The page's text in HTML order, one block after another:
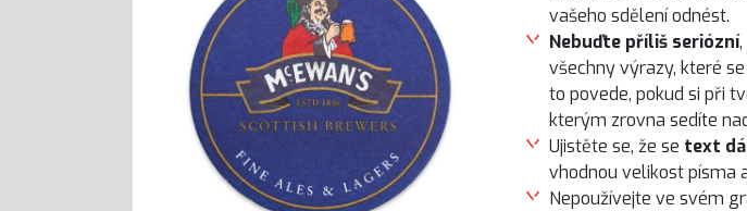
vašeho sdělení odnést.
Nebuďte příliš seriózní
všechny výrazy, které
to povede, pokud si při
kterým zrovna sedíte
Ujistěte se, že se text
vhodnou velikost písma
Nepoužívejte ve svém